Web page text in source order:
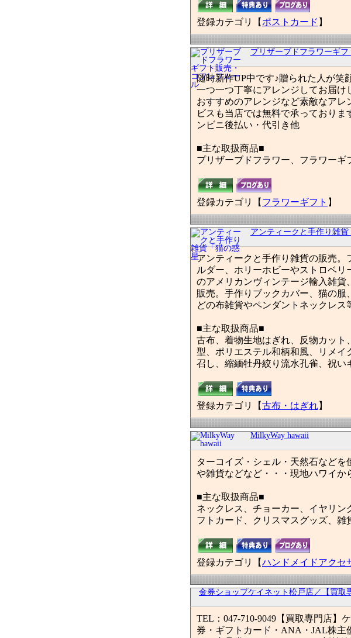
登録カテゴリ【ポストカード 】
プリザーブドフラワーギ
随時新作UP中です♪贈られた人が笑
一つ一つ丁寧にアレンジしてお届
おすすめのアレンジなど素敵なア
ビスも当店では無料で承っており
ンビニ後払い・代引き他
■主な取扱商品■
プリザーブドフラワー、フラワーギ
登録カテゴリ【 フラワーギフト 】
アンティークと手作り雑貨
アンティークと手作り雑貨の販売
ルダー、ホリーホビーやストロベ
のアメリカンヴィンテージ輸入雑
販売。手作りブックカバー、猫の
どの布雑貨やペンダントネックレス
■主な取扱商品■
古布、着物生地はぎれ、反物カッ
型、ポリエステル和柄和風、リメ
召し、縮緬牡丹絞り流水孔雀、祝い
登録カテゴリ【古布・はぎれ】
MilkyWay hawaii
ターコイズ・シェル・天然石など
や雑貨などなど・・・現地ハワイか
■主な取扱商品■
ネックレス、チョーカー、イヤリ
フトカード、クリスマスグッズ、雑
登録カテゴリ【ハンドメイドアクセ
金券ショップケイネット松戸店／【買取
TEL：047-710-9049【買取専門店】
券・ギフトカード・ANA・JAL株主